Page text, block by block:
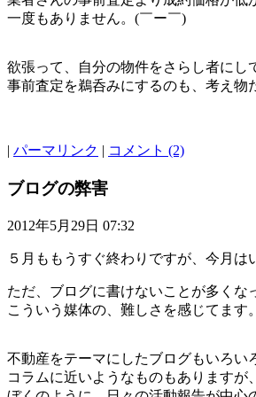
一度もありません。(￣ー￣)
欲張って、自分の物件をさらし者にし
事前査定を鵜呑みにするのも、考え物
| パーマリンク | コメント (2)
ブログの弊害
2012年5月29日 07:32
５月ももうすぐ終わりですが、今月は
ただ、ブログに書けないことが多くな
こういう媒体の、難しさを感じてます。
不動産をテーマにしたブログもいろい
コラムに近いようなものもありますが、